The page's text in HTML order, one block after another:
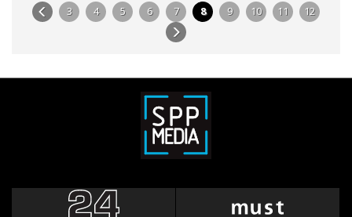
3 4 5 6 7 8 9 10 11 12